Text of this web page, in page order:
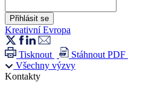
Kreativní Evropa
Tisknout
Stáhnout PDF
Všechny výzvy
Kontakty